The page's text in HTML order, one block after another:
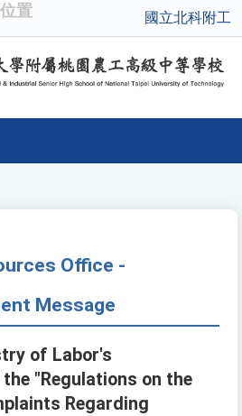
置 國立北科附工
Office -
Message
of Labor's
"Regulations on the
Regarding